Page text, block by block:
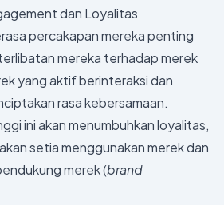
dan Loyalitas
percakapan mereka penting
mereka terhadap merek
yang aktif berinteraksi dan
rasa kebersamaan.
ini akan menumbuhkan loyalitas,
setia menggunakan merek dan
merek (brand